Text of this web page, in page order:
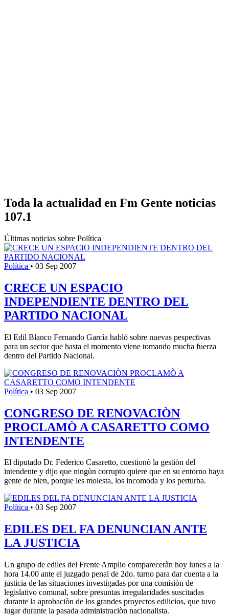
Toda la actualidad en Fm Gente noticias
107.1
Últimas noticias sobre Política
Política • 03 Sep 2007
CRECE UN ESPACIO
INDEPENDIENTE DENTRO DEL
PARTIDO NACIONAL
El Edil Blanco Fernando García habló sobre nuevas pespectivas
para un sector que hasta el momento viene tomando mucha fuerza
dentro del Partido Nacional.
Política • 03 Sep 2007
CONGRESO DE RENOVACIÒN
PROCLAMÒ A CASARETTO COMO
INTENDENTE
El diputado Dr. Federico Casaretto, cuestionò la gestiòn del
intendente y dijo que ningùn corrupto quiere que en su entorno haya
gente de bien, porque les molesta, los incomoda y los perturba.
Política • 03 Sep 2007
EDILES DEL FA DENUNCIAN ANTE
LA JUSTICIA
Un grupo de ediles del Frente Amplio compareceràn hoy lunes a la
hora 14.00 ante el juzgado penal de 2do. turno para dar cuenta a la
justicia de las situaciones investigadas por una comisiòn de
legislativo comunal, sobre presuntas irregularidades suscitadas
durante la aprobaciòn de los grandes proyectos edilicios, que tuvo
lugar durante la pasada administraciòn nacionalista.